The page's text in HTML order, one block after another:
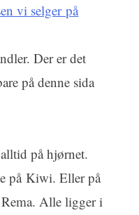
vi selger på
Der er det
på denne sida
på hjørnet.
på Kiwi. Eller på
Alle ligger i